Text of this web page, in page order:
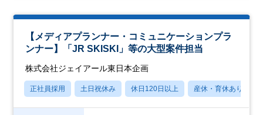
【メディアプランナー・コミュニケーションプラ
ンナー】「JR SKISKI」等の大型案件担当
株式会社ジェイアール東日本企画
正社員採用 土日祝休み 休日120日以上 産休・育休あり